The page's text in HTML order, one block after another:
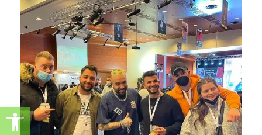
Ανοίξτε τη γραμμή